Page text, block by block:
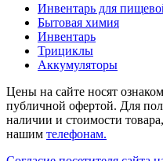
Инвентарь для
Бытовая химия
Инвентарь
Трициклы
Аккумуляторы
Цены на сайте носят
публичной офертой. Для
наличии и стоимости
нашим телефонам.